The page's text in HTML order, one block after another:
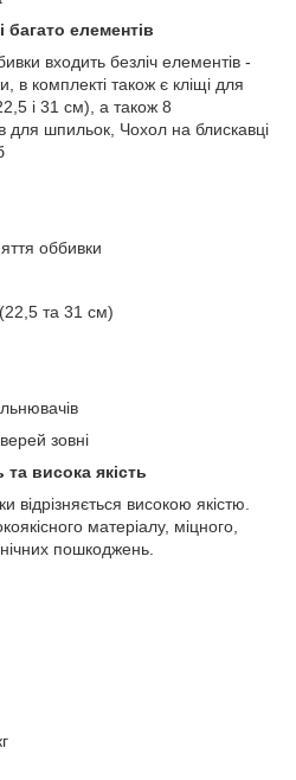
багато елементів
входить безліч елементів -
в комплекті також є кліщі для
і 31 см), а також 8
для шпильок, Чохол на блискавці
оббивки
(22,5 та 31 см)
зовні
та висока якість
відрізняється високою якістю.
матеріалу, міцного,
пошкоджень.